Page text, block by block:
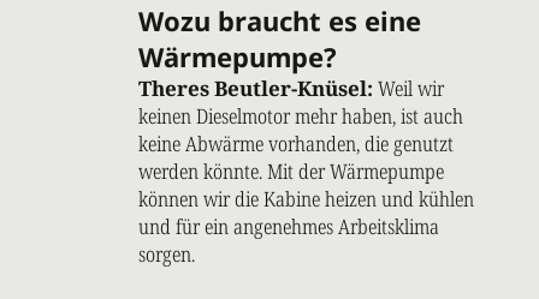
Wozu braucht es eine
Wärmepumpe?
Theres Beutler-Knüsel: Weil wir
keinen Dieselmotor mehr haben, ist auch
keine Abwärme vorhanden, die genutzt
werden könnte. Mit der Wärmepumpe
können wir die Kabine heizen und kühlen
und für ein angenehmes Arbeitsklima
sorgen.